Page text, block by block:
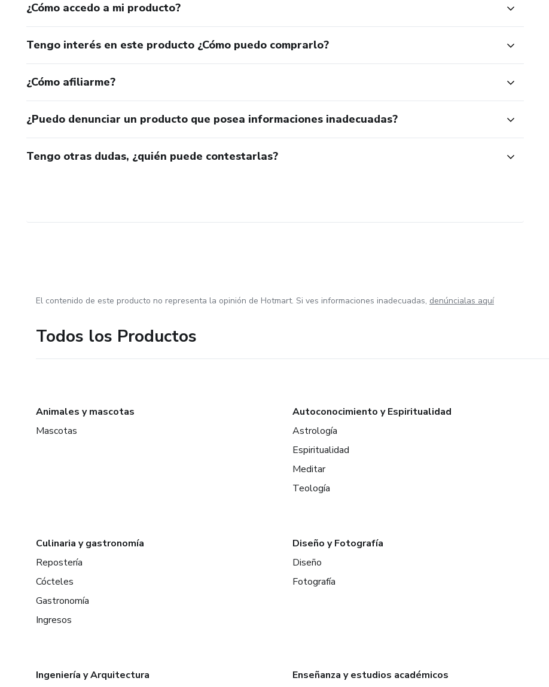
¿Cómo accedo a mi producto?
Tengo interés en este producto ¿Cómo puedo comprarlo?
¿Cómo afiliarme?
¿Puedo denunciar un producto que posea informaciones inadecuadas?
Tengo otras dudas, ¿quién puede contestarlas?
El contenido de este producto no representa la opinión de Hotmart. Si ves informaciones inadecuadas, denúncialas aquí
Todos los Productos
Animales y mascotas
Mascotas
Autoconocimiento y Espiritualidad
Astrología
Espiritualidad
Meditar
Teología
Culinaria y gastronomía
Repostería
Cócteles
Gastronomía
Ingresos
Diseño y Fotografía
Diseño
Fotografía
Ingeniería y Arquitectura
Enseñanza y estudios académicos